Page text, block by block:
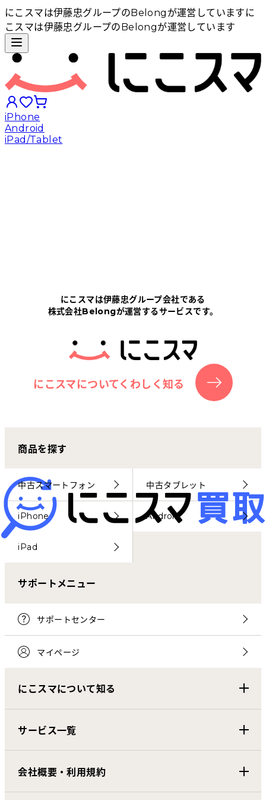
にこスマは伊藤忠グループのBelongが運営しています に
こスマは伊藤忠グループのBelongが運営しています
iPhone
Android
iPad/Tablet
にこスマについて
サポートセンター
お客さまの声
にこスマ通信
マイページ
にこスマは伊藤忠グループ会社である
株式会社Belongが運営するサービスです。
にこスマについてくわしく知る
商品を探す
中古スマートフォン 中古タブレット
iPhone Android
iPad
サポートメニュー
サポートセンター
マイページ
にこスマについて知る
サービス一覧
会社概要・利用規約